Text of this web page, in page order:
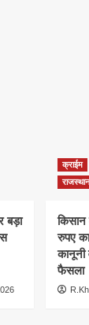
बड़ा
क्राईम
राजस्थान
रुपए
कानूनी
फैसला